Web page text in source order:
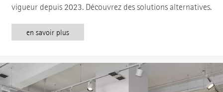
vigueur depuis 2023. Découvrez des solutions alternatives.
en savoir plus